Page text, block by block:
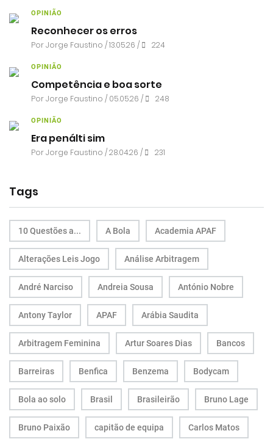
OPINIÃO
Reconhecer os erros
PorJorge Faustino / 13.05.26 / 224
OPINIÃO
Competência e boa sorte
PorJorge Faustino / 05.05.26 / 248
OPINIÃO
Era penálti sim
PorJorge Faustino / 28.04.26 / 231
Tags
10 Questões a... A Bola Academia APAF
Alterações Leis Jogo Análise Arbitragem
André Narciso Andreia Sousa António Nobre
Antony Taylor APAF Arábia Saudita
Arbitragem Feminina Artur Soares Dias Bancos
Barreiras Benfica Benzema Bodycam
Bola ao solo Brasil Brasileirão Bruno Lage
Bruno Paixão capitão de equipa Carlos Matos